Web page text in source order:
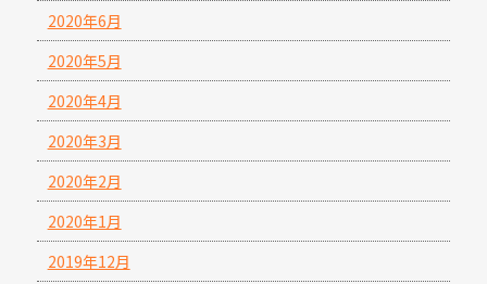
2020年6月
2020年5月
2020年4月
2020年3月
2020年2月
2020年1月
2019年12月